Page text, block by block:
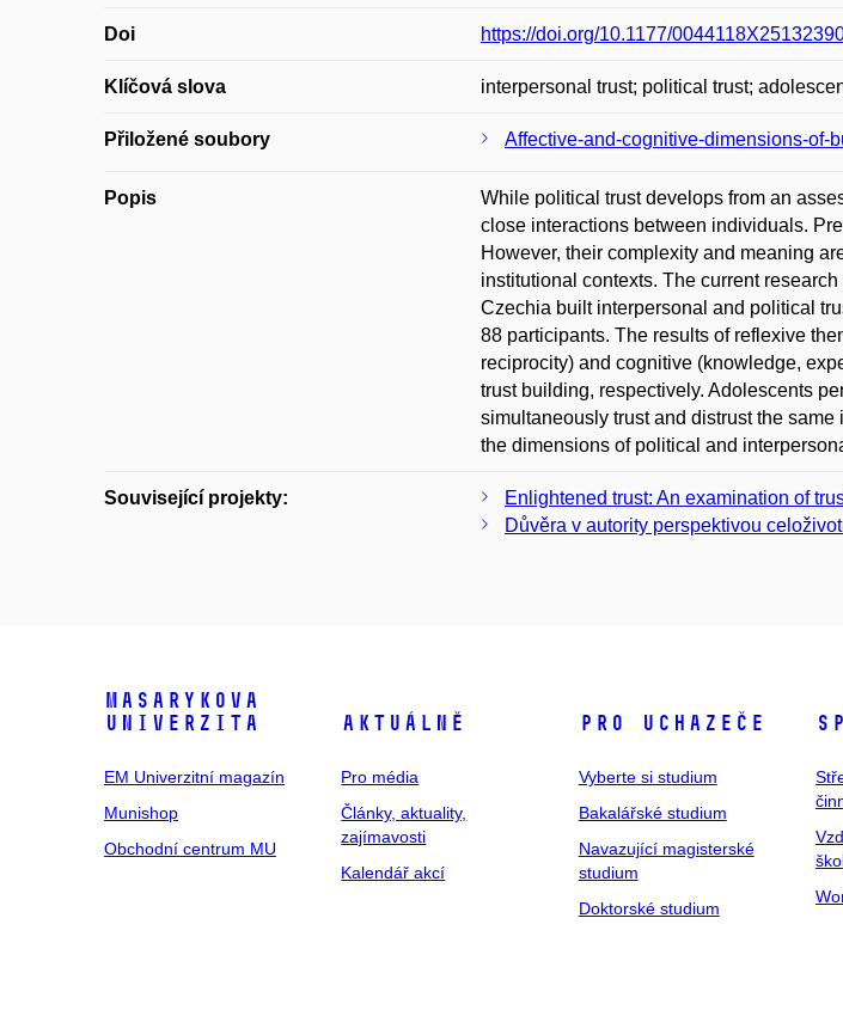
Doi https://doi.org/10.1177/
Klíčová slova interpersonal trust; political trust;
Přiložené soubory Affective-and-cognitive-dimensions-of-
Popis
While political trust develops from an
close interactions between individuals.
However, their complexity and meaning
institutional contexts. The current
Czechia built interpersonal and political
88 participants. The results of reflexive
reciprocity) and cognitive (knowledge,
trust building, respectively. Adolescents
simultaneously trust and distrust the
the dimensions of political and
Související projekty:
Enlightened trust: An examination of
Důvěra v autority perspektivou
Masarykova
univerzita
EM Univerzitní magazín
Munishop
Obchodní centrum MU
Aktuálně
Pro média
Články, aktuality,
zajímavosti
Kalendář akcí
Pro uchazeče
Vyberte si studium
Bakalářské studium
Navazující magisterské
studium
Doktorské studium